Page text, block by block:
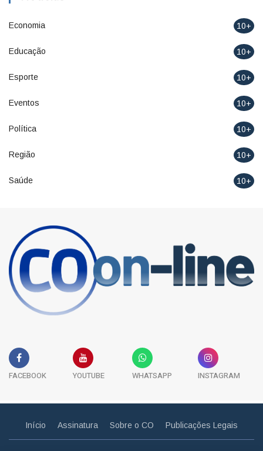
Economia 10+
Educação 10+
Esporte 10+
Eventos 10+
Política 10+
Região 10+
Saúde 10+
FACEBOOK YOUTUBE WHATSAPP INSTAGRAM
Início Assinatura Sobre o CO Publicações Legais